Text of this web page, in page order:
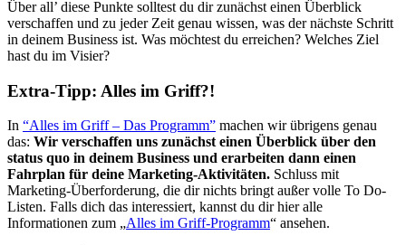
Über all’ diese Punkte solltest du dir zunächst einen Überblick
verschaffen und zu jeder Zeit genau wissen, was der nächste Schritt
in deinem Business ist. Was möchtest du erreichen? Welches Ziel
hast du im Visier?
Extra-Tipp: Alles im Griff?!
In “Alles im Griff – Das Programm” machen wir übrigens genau
das: Wir verschaffen uns zunächst einen Überblick über den
status quo in deinem Business und erarbeiten dann einen
Fahrplan für deine Marketing-Aktivitäten. Schluss mit
Marketing-Überforderung, die dir nichts bringt außer volle To Do-
Listen. Falls dich das interessiert, kannst du dir hier alle
Informationen zum „Alles im Griff-Programm“ ansehen.